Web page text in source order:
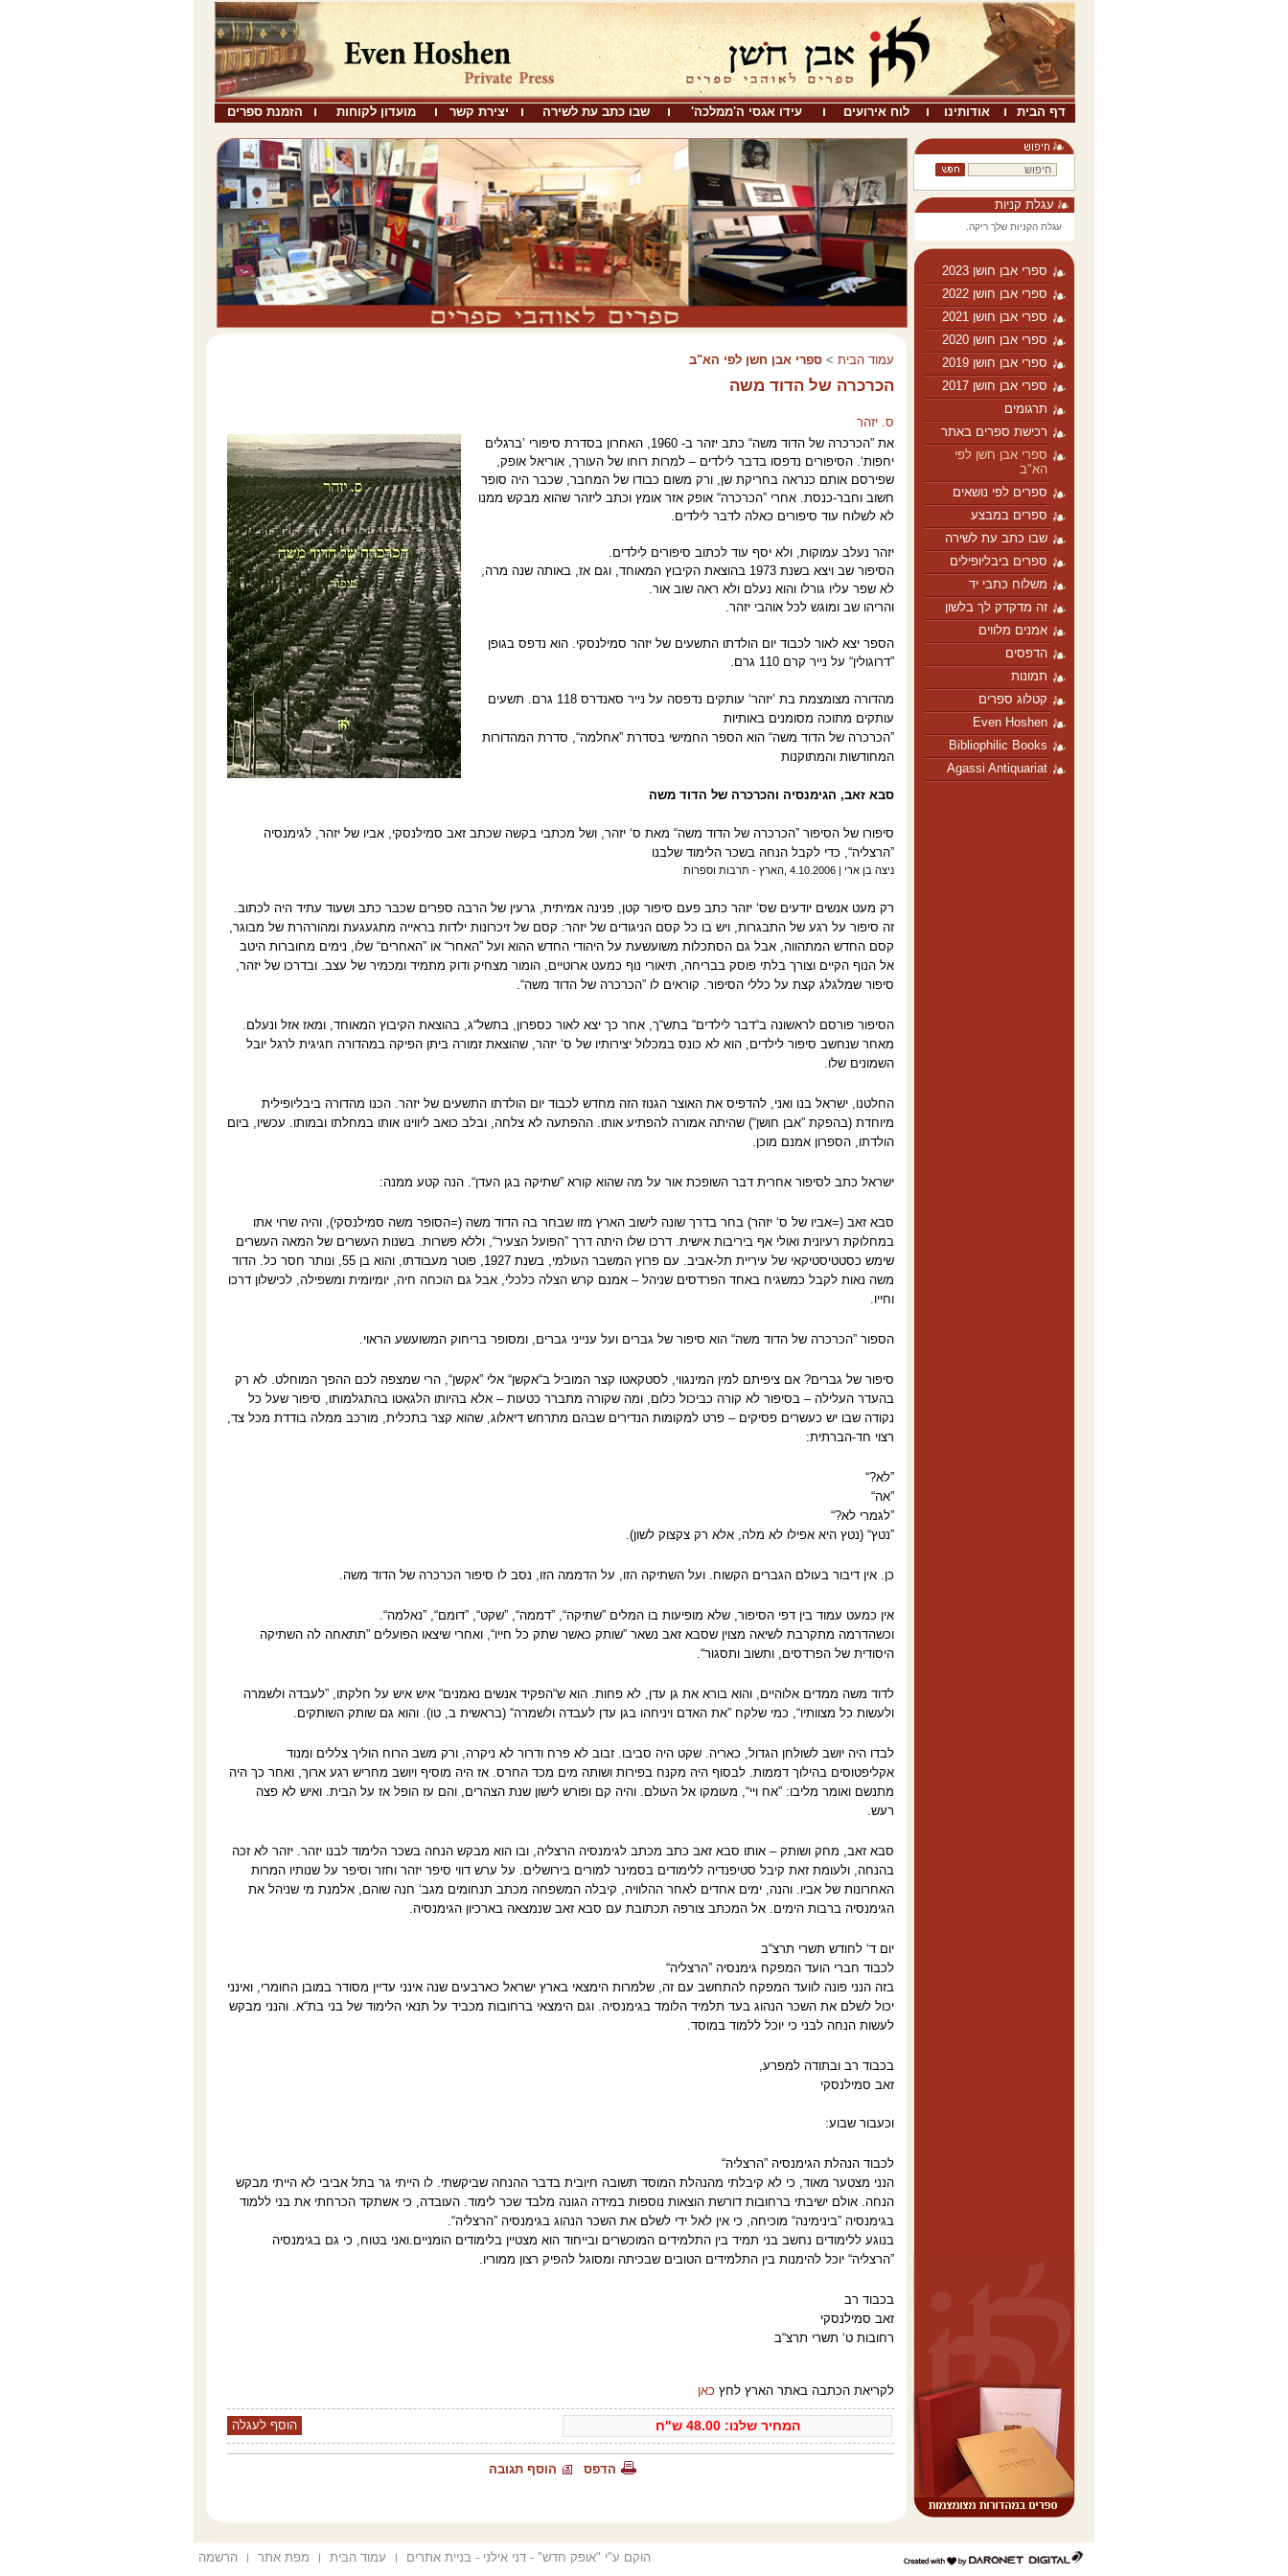
דף הבית אודותינו לוח אירועים עידו אגסי ה'ממלכה' שבו כתב עת לשירה יצירת קשר מועדון לקוחות הזמנת ספרים
עגלת קניות
עגלת הקניות שלך ריקה.
ספרי אבן חושן 2023
ספרי אבן חושן 2022
ספרי אבן חושן 2021
ספרי אבן חושן 2020
ספרי אבן חושן 2019
ספרי אבן חושן 2017
תרגומים
רכישת ספרים באתר
ספרי אבן חֹשן לפי
הא"ב
ספרים לפי נושאים
ספרים במבצע
שבו כתב עת לשירה
ספרים ביבליופילים
משלוח כתבי יד
זה מדקדק לך בלשון
אמנים מלווים
הדפסים
תמונות
קטלוג ספרים
Even Hoshen
Bibliophilic Books
Agassi Antiquariat
עמוד הבית > ספרי אבן חֹשן לפי הא"ב
הכרכרה של הדוד משה
ס. יזהר
את ”הכרכרה של הדוד משה“ כתב יזהר ב- 1960, האחרון בסדרת סיפורי ’ברגלים
יחפות‘. הסיפורים נדפסו בדבר לילדים – למרות רוחו של העורך, אוריאל אופק,
שפירסם אותם כנראה בחריקת שן, ורק משום כבודו של המחבר, שכבר היה סופר
חשוב וחבר-כנסת. אחרי ”הכרכרה“ אופק אזר אומץ וכתב ליזהר שהוא מבקש ממנו
לא לשלוח עוד סיפורים כאלה לדבר לילדים.
יזהר נעלב עמוקות, ולא יסף עוד לכתוב סיפורים לילדים.
הסיפור שב ויצא בשנת 1973 בהוצאת הקיבוץ המאוחד, וגם אז, באותה שנה מרה,
לא שפר עליו גורלו והוא נעלם ולא ראה שוב אור.
והריהו שב ומוגש לכל אוהבי יזהר.
הספר יצא לאור לכבוד יום הולדתו התשעים של יזהר סמילנסקי. הוא נדפס בגופן
”דרוגולין“ על נייר קרם 110 גרם .
מהדורה מצומצמת בת ’יזהר‘ עותקים נדפסה על נייר סאנדרס 118 גרם
. תשעים
עותקים מתוכה מסומנים באותיות
”הכרכרה של הדוד משה“ הוא הספר החמישי בסדרת ”אחלמה“, סדרת המהדורות
המחודשות והמתוקנות
סבא זאב, הגימנסיה והכרכרה של הדוד משה
סיפורו של הסיפור ”הכרכרה של הדוד משה“ מאת ס‘ יזהר, ושל מכתבי בקשה שכתב זאב סמילנסקי, אביו של יזהר, לגימנסיה
”הרצליה“, כדי לקבל הנחה בשכר הלימוד שלבנו
ניצה בן ארי | 4.10.2006 ,הארץ - תרבות וספרות
רק מעט אנשים יודעים שס‘ יזהר כתב פעם סיפור קטן, פנינה אמיתית, גרעין של הרבה ספרים שכבר כתב ושעוד עתיד היה לכתוב.
זה סיפור על רגע של התבגרות, ויש בו כל קסם הניגודים של יזהר: קסם של זיכרונות ילדות בראייה מתגעגעת ומהורהרת של מבוגר,
קסם החדש המתהווה, אבל גם הסתכלות משועשעת על היהודי החדש ההוא ועל ”האחר“ או ”האחרים“ שלו, נימים מחוברות היטב
אל הנוף הקיים וצורך בלתי פוסק בבריחה, תיאורי נוף כמעט ארוטיים, הומור מצחיק ודוק מתמיד ומכמיר של עצב. ובדרכו של יזהר,
סיפור שמלגלג קצת על כללי הסיפור. קוראים לו ”הכרכרה של הדוד משה“.
הסיפור פורסם לראשונה ב“דבר לילדים“ בתש“ך, אחר כך יצא לאור כספרון, בתשל“ג, בהוצאת הקיבוץ המאוחד, ומאז אזל ונעלם.
מאחר שנחשב סיפור לילדים, הוא לא כונס במכלול יצירותיו של ס‘ יזהר, שהוצאת זמורה ביתן הפיקה במהדורה חגיגית לרגל יובל
השמונים שלו.
החלטנו, ישראל בנו ואני, להדפיס את האוצר הגנוז הזה מחדש לכבוד יום הולדתו התשעים של יזהר. הכנו מהדורה ביבליופילית
מיוחדת (בהפקת ”אבן חושן“) שהיתה אמורה להפתיע אותו. ההפתעה לא צלחה, ובלב כואב ליווינו אותו במחלתו ובמותו. עכשיו, ביום
הולדתו, הספרון אמנם מוכן.
ישראל כתב לסיפור אחרית דבר השופכת אור על מה שהוא קורא ”שתיקה בגן העדן“. הנה קטע ממנה:
סבא זאב (=אביו של ס‘ יזהר) בחר בדרך שונה לישוב הארץ מזו שבחר בה הדוד משה (=הסופר משה סמילנסקי), והיה שרוי אתו
במחלוקת רעיונית ואולי אף ביריבות אישית. דרכו שלו היתה דרך ”הפועל הצעיר“, וללא פשרות. בשנות העשרים של המאה העשרים
שימש כסטטיסטיקאי של עיריית תל-אביב. עם פרוץ המשבר העולמי, בשנת 1927, פוטר מעבודתו, והוא בן 55, ונותר חסר כל. הדוד
משה נאות לקבל כמשגיח באחד הפרדסים שניהל – אמנם קרש הצלה כלכלי, אבל גם הוכחה חיה, יומיומית ומשפילה, לכישלון דרכו
וחייו.
הספור ”הכרכרה של הדוד משה“ הוא סיפור של גברים ועל ענייני גברים, ומסופר בריחוק המשועשע הראוי.
סיפור של גברים? אם ציפיתם למין המינגווי, לסטקאטו קצר המוביל ב“אקשן“ אלי ”אקשן“, הרי שמצפה לכם ההפך המוחלט. לא רק
בהעדר העלילה – בסיפור לא קורה כביכול כלום, ומה שקורה מתברר כטעות – אלא בהיותו הלגאטו בהתגלמותו, סיפור שעל כל
נקודה שבו יש כעשרים פסיקים – פרט למקומות הנדירים שבהם מתרחש דיאלוג, שהוא קצר בתכלית, מורכב ממלה בודדת מכל צד,
רצוי חד-הברתית:
”לא?“
”אה“
”לגמרי לא?“
”נטץ“ (נטץ היא אפילו לא מלה, אלא רק צקצוק לשון).
כן. אין דיבור בעולם הגברים הקשוח. ועל השתיקה הזו, על הדממה הזו, נסב לו סיפור הכרכרה של הדוד משה.
אין כמעט עמוד בין דפי הסיפור, שלא מופיעות בו המלים ”שתיקה“, ”דממה“, ”שקט“, ”דומם“, ”נאלמה“.
וכשהדרמה מתקרבת לשיאה מצוין שסבא זאב נשאר ”שותק כאשר שתק כל חייו“, ואחרי שיצאו הפועלים ”תתאחה לה השתיקה
היסודית של הפרדסים, ותשוב ותסגור“.
לדוד משה ממדים אלוהיים, והוא בורא את גן עדן, לא פחות. הוא ש“הפקיד אנשים נאמנים“ איש איש על חלקתו, ”לעבדה ולשמרה
ולעשות כל מצוותיו“, כמי שלקח ”את האדם ויניחהו בגן עדן לעבדה ולשמרה“ (בראשית ב, טו). והוא גם שותק השותקים.
לבדו היה יושב לשולחן הגדול, כאריה. שקט היה סביבו. זבוב לא פרח ודרור לא ניקרה, ורק משב הרוח הוליך צללים ומנוד
אקליפטוסים בהילוך דממות. לבסוף היה מקנח בפירות ושותה מים מכד החרס. אז היה מוסיף ויושב מחריש רגע ארוך, ואחר כך היה
מתנשם ואומר מליבו: ”אח ויי“, מעומקו אל העולם. והיה קם ופורש לישון שנת הצהרים, והם עז הופל אז על הבית. ואיש לא פצה
רעש.
סבא זאב, מחק ושותק – אותו סבא זאב כתב מכתב לגימנסיה הרצליה, ובו הוא מבקש הנחה בשכר הלימוד לבנו יזהר. יזהר לא זכה
בהנחה, ולעומת זאת קיבל סטיפנדיה ללימודים בסמינר למורים בירושלים. על ערש דווי סיפר יזהר וחזר וסיפר על שנותיו המרות
האחרונות של אביו. והנה, ימים אחדים לאחר ההלוויה, קיבלה המשפחה מכתב תנחומים מגב‘ חנה שוהם, אלמנת מי שניהל את
הגימנסיה ברבות הימים. אל המכתב צורפה תכתובת עם סבא זאב שנמצאה בארכיון הגימנסיה.
יום ד‘ לחודש תשרי תרצ“ב
לכבוד חברי הועד המפקח גימנסיה ”הרצליה“
בזה הנני פונה לוועד המפקח להתחשב עם זה, שלמרות הימצאי בארץ ישראל כארבעים שנה אינני עדיין מסודר במובן החומרי, ואינני
יכול לשלם את השכר הנהוג בעד תלמיד הלומד בגימנסיה. וגם הימצאי ברחובות מכביד על תנאי הלימוד של בני בת“א. והנני מבקש
לעשות הנחה לבני כי יוכל ללמוד במוסד.
בכבוד רב ובתודה למפרע,
זאב סמילנסקי
וכעבור שבוע:
לכבוד הנהלת הגימנסיה ”הרצליה“
הנני מצטער מאוד, כי לא קיבלתי מהנהלת המוסד תשובה חיובית בדבר ההנחה שביקשתי. לו הייתי גר בתל אביבי לא הייתי מבקש
הנחה. אולם ישיבתי ברחובות דורשת הוצאות נוספות במידה הגונה מלבד שכר לימוד. העובדה, כי אשתקד הכרחתי את בני ללמוד
בגימנסיה ”בינימינה“ מוכיחה, כי אין לאל ידי לשלם את השכר הנהוג בגימנסיה ”הרצליה“.
בנוגע ללימודים נחשב בני תמיד בין התלמידים המוכשרים ובייחוד הוא מצטיין בלימודים הומניים.ואני בטוח, כי גם בגימנסיה
”הרצליה“ יוכל להימנות בין התלמידים הטובים שבכיתה ומסוגל להפיק רצון ממוריו.
בכבוד רב
זאב סמילנסקי
רחובות ט‘ תשרי תרצ“ב
לקריאת הכתבה באתר הארץ לחץ כאן
המחיר שלנו: 48.00 ש"ח
הדפס הוסף תגובה
דרונט
הוקם ע"י "אופק חדש" - דני אילני - בניית אתרים עמוד הבית מפת אתר הרשמה